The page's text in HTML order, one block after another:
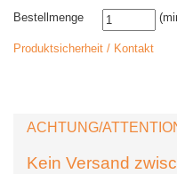
Bestellmenge
Produktsicherheit / Kontakt
ACHTUNG/
Kein Versand